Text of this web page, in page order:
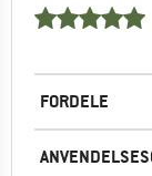
FORDELE